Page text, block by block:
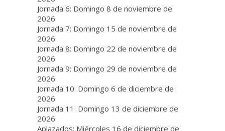
Jornada 6: Domingo 8 de noviembre de
2026
Jornada 7: Domingo 15 de noviembre de
2026
Jornada 8: Domingo 22 de noviembre de
2026
Jornada 9: Domingo 29 de noviembre de
2026
Jornada 10: Domingo 6 de diciembre de
2026
Jornada 11: Domingo 13 de diciembre de
2026
Aplazados: Miércoles 16 de diciembre de